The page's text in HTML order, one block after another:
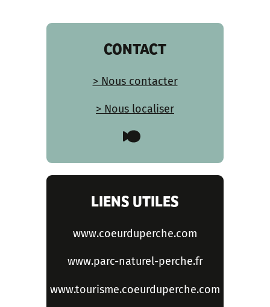
CONTACT
> Nous contacter
> Nous localiser
LIENS UTILES
www.coeurduperche.com
www.parc-naturel-perche.fr
www.tourisme.coeurduperche.com